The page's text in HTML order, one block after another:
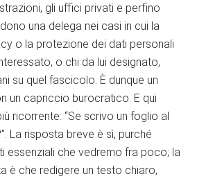
gli uffici privati e perfino
una delega nei casi in cui la
o la protezione dei dati personali
o chi da lui designato,
su quel fascicolo. È dunque un
un capriccio burocratico. E qui
ricorrente: “Se scrivo un foglio al
La risposta breve è sì, purché
essenziali che vedremo fra poco; la
è che redigere un testo chiaro,